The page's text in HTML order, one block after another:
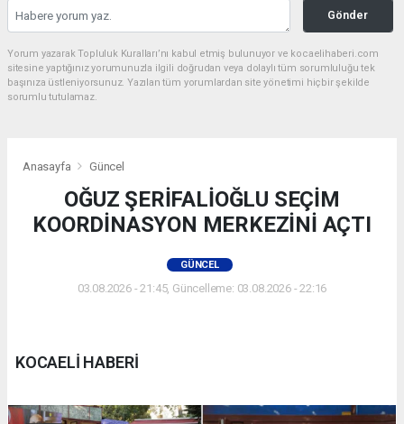
Gönder
Yorum yazarak Topluluk Kuralları’nı kabul etmiş bulunuyor ve kocaelihaberi.com
sitesine yaptığınız yorumunuzla ilgili doğrudan veya dolaylı tüm sorumluluğu tek
başınıza üstleniyorsunuz. Yazılan tüm yorumlardan site yönetimi hiçbir şekilde
sorumlu tutulamaz.
Anasayfa Güncel
OĞUZ ŞERİFALİOĞLU SEÇİM
KOORDİNASYON MERKEZİNİ AÇTI
GÜNCEL
03.08.2026 - 21:45, Güncelleme: 03.08.2026 - 22:16
KOCAELİ HABERİ